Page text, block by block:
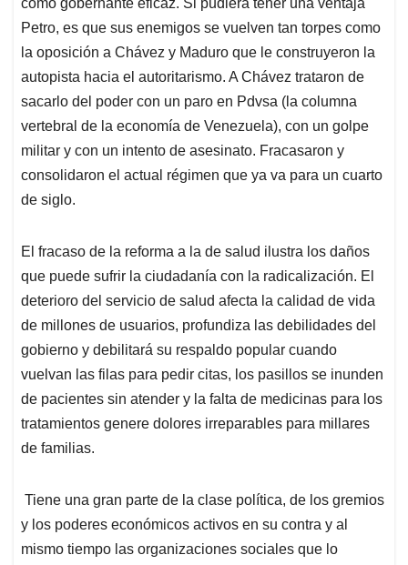
como gobernante eficaz. Si pudiera tener una ventaja
Petro, es que sus enemigos se vuelven tan torpes como
la oposición a Chávez y Maduro que le construyeron la
autopista hacia el autoritarismo. A Chávez trataron de
sacarlo del poder con un paro en Pdvsa (la columna
vertebral de la economía de Venezuela), con un golpe
militar y con un intento de asesinato. Fracasaron y
consolidaron el actual régimen que ya va para un cuarto
de siglo.
El fracaso de la reforma a la de salud ilustra los daños
que puede sufrir la ciudadanía con la radicalización. El
deterioro del servicio de salud afecta la calidad de vida
de millones de usuarios, profundiza las debilidades del
gobierno y debilitará su respaldo popular cuando
vuelvan las filas para pedir citas, los pasillos se inunden
de pacientes sin atender y la falta de medicinas para los
tratamientos genere dolores irreparables para millares
de familias.
Tiene una gran parte de la clase política, de los gremios
y los poderes económicos activos en su contra y al
mismo tiempo las organizaciones sociales que lo